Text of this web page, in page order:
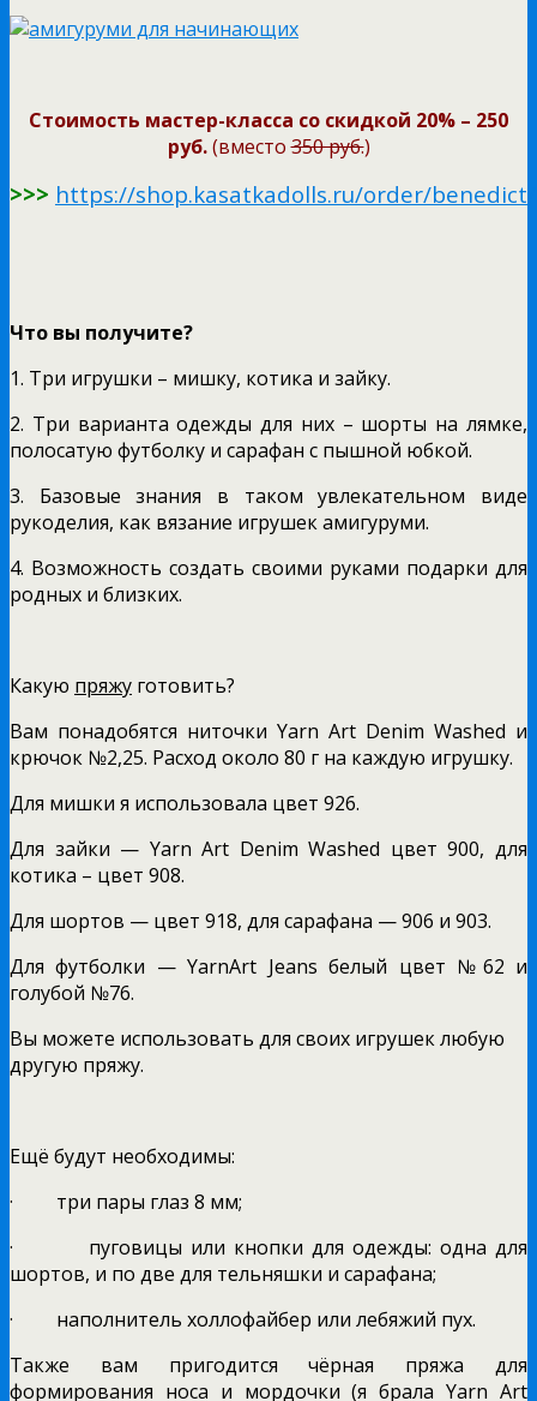
Стоимость мастер-класса со скидкой 20% – 250
руб.(вместо350 руб.)
>>> https://shop.kasatkadolls.ru/order/
Что вы получите?
1. Три игрушки – мишку, котика и зайку.
2. Три варианта одежды для них – шорты на лямке,
полосатую футболку и сарафан с пышной юбкой.
3. Базовые знания в таком увлекательном виде
рукоделия, как вязание игрушек амигуруми.
4. Возможность создать своими руками подарки для
родных и близких.
Какую пряжу готовить?
Вам понадобятся ниточки Yarn Art Denim Washed и
крючок №2,25. Расход около 80 г на каждую игрушку.
Для мишки я использовала цвет 926.
Для зайки — Yarn Art Denim Washed цвет 900, для
котика – цвет 908.
Для шортов — цвет 918, для сарафана — 906 и 903.
Для футболки — YarnArt Jeans белый цвет №62 и
голубой №76.
Вы можете использовать для своих игрушек любую
другую пряжу.
Ещё будут необходимы:
· три пары глаз 8 мм;
· пуговицы или кнопки для одежды: одна для
шортов, и по две для тельняшки и сарафана;
· наполнитель холлофайбер или лебяжий пух.
Также вам пригодится чёрная пряжа для
формирования носа и мордочки (я брала Yarn Art